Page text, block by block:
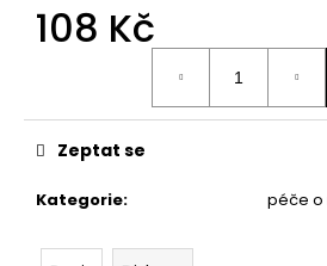
108 Kč
Kategorie: péče o
Zeptat se